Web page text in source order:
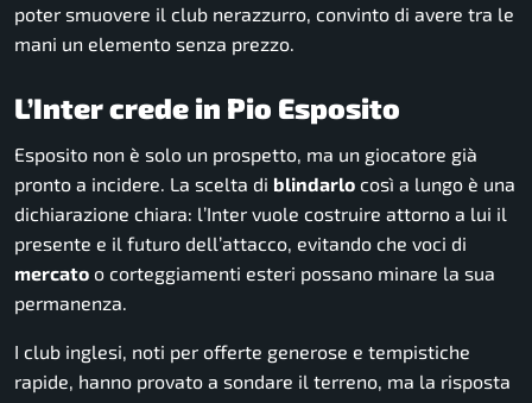
poter smuovere il club nerazzurro, convinto di avere tra le
mani un elemento senza prezzo.
L’Inter crede in Pio Esposito
Esposito non è solo un prospetto, ma un giocatore già
pronto a incidere. La scelta di blindarlo così a lungo è una
dichiarazione chiara: l’Inter vuole costruire attorno a lui il
presente e il futuro dell’attacco, evitando che voci di
mercato o corteggiamenti esteri possano minare la sua
permanenza.
I club inglesi, noti per offerte generose e tempistiche
rapide, hanno provato a sondare il terreno, ma la risposta